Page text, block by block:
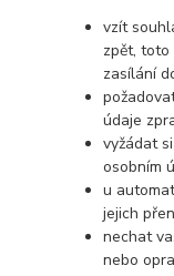
vzít
zpět,
zasílání
údaje
vyžádat
osobním
u
jejich
nechat
nebo